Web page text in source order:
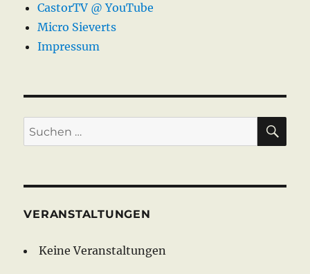
CastorTV @ YouTube
Micro Sieverts
Impressum
Suche
nach:
VERANSTALTUNGEN
Keine Veranstaltungen